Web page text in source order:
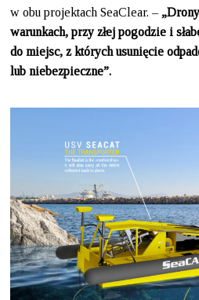
w obu projektach SeaClear. –
warunkach, przy złej pogodzie i
do miejsc, z których usunięcie
lub niebezpieczne”.